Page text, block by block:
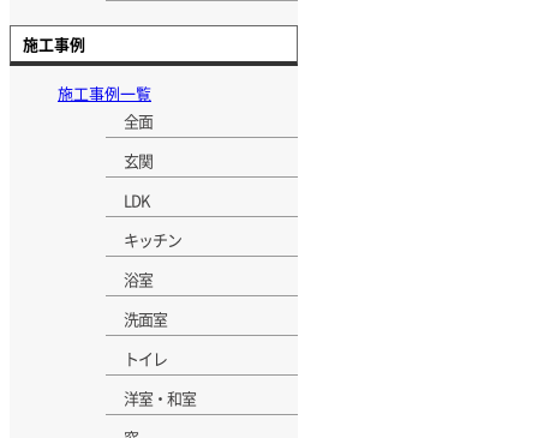
施工事例
施工事例一覧
全面
玄関
LDK
キッチン
浴室
洗面室
トイレ
洋室・和室